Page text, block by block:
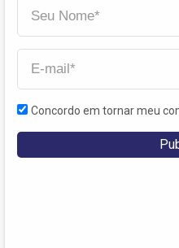
Concordo em tornar meu